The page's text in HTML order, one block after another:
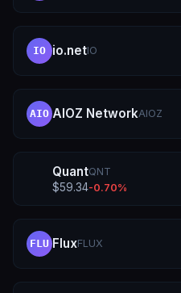
IO io.netIO
AIO AIOZ NetworkAIOZ
QuantQNT
$59.34-0.70%
FLU FluxFLUX